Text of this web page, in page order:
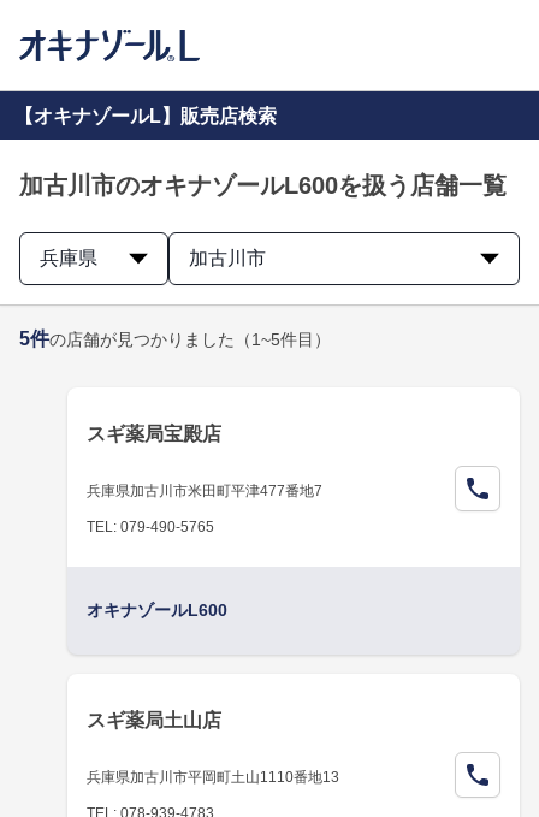
【オキナゾールL】販売店検索
加古川市のオキナゾールL600を扱う店舗一覧
兵庫県 加古川市
5件の店舗が見つかりました （1~5件目）
スギ薬局宝殿店
兵庫県加古川市米田町平津477番地7
TEL: 079-490-5765
オキナゾールL600
スギ薬局土山店
兵庫県加古川市平岡町土山1110番地13
TEL: 078-939-4783